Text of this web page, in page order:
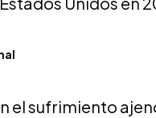
el sufrimiento